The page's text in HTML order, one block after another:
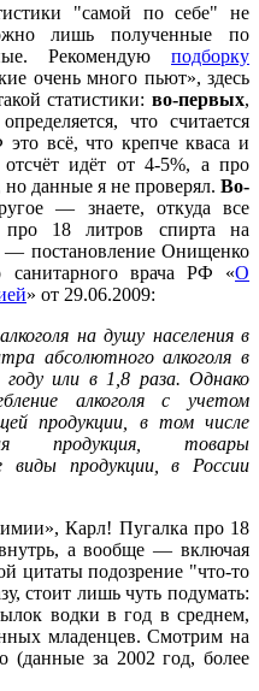
"самой по себе" не
лишь полученные по
Рекомендую подборку
очень много пьют», здесь
статистики: во-первых,
что считается
всё, что крепче кваса и
идёт от 4-5%, а про
данные я не проверял. Во-
— знаете, откуда все
про 18 литров спирта на
— постановление Онищенко
санитарного врача РФ «О
» от 29.06.2009:
на душу населения в
абсолютного алкоголя в
или в 1,8 раза. Однако
алкоголя с учетом
продукции, в том числе
продукция, товары
продукции, в России
Карл! Пугалка про 18
а вообще — включая
цитаты подозрение "что-то
стоит лишь чуть подумать:
водки в год в среднем,
младенцев. Смотрим на
(данные за 2002 год, более